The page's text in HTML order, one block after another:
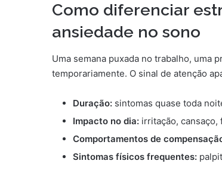
Como diferenciar
ansiedade no sono
Uma semana puxada no trabalho, uma
temporariamente. O sinal de atenção
Duração: sintomas quase toda
Impacto no dia: irritação, cansaço,
Comportamentos de
Sintomas físicos frequentes: